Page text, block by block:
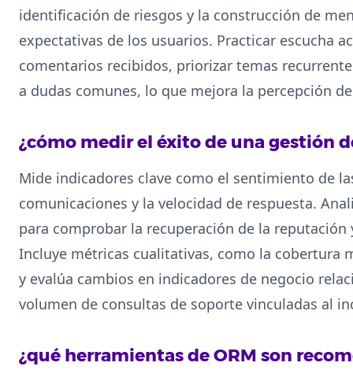
identificación de riesgos y la construcción de
expectativas de los usuarios. Practicar escucha
comentarios recibidos, priorizar temas
a dudas comunes, lo que mejora la percepción
¿cómo medir el éxito de una gestión
Mide indicadores clave como el sentimiento de
comunicaciones y la velocidad de respuesta.
para comprobar la recuperación de la
Incluye métricas cualitativas, como la cobertura
y evalúa cambios en indicadores de negocio
volumen de consultas de soporte vinculadas al
¿qué herramientas de ORM son